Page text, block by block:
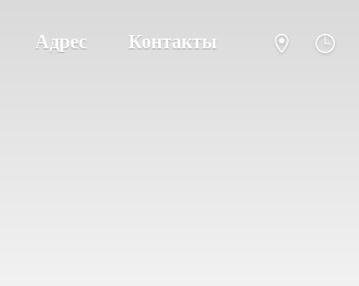
Адрес Контакты